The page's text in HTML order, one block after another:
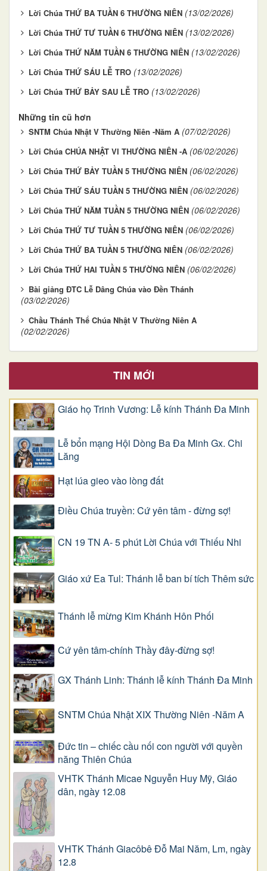
Lời Chúa THỨ BA TUẦN 6 THƯỜNG NIÊN (13/02/2026)
Lời Chúa THỨ TƯ TUẦN 6 THƯỜNG NIÊN (13/02/2026)
Lời Chúa THỨ NĂM TUẦN 6 THƯỜNG NIÊN (13/02/2026)
Lời Chúa THỨ SÁU LỄ TRO (13/02/2026)
Lời Chúa THỨ BẢY SAU LỄ TRO (13/02/2026)
Những tin cũ hơn
SNTM Chúa Nhật V Thường Niên -Năm A (07/02/2026)
Lời Chúa CHÚA NHẬT VI THƯỜNG NIÊN -A (06/02/2026)
Lời Chúa THỨ BẢY TUẦN 5 THƯỜNG NIÊN (06/02/2026)
Lời Chúa THỨ SÁU TUẦN 5 THƯỜNG NIÊN (06/02/2026)
Lời Chúa THỨ NĂM TUẦN 5 THƯỜNG NIÊN (06/02/2026)
Lời Chúa THỨ TƯ TUẦN 5 THƯỜNG NIÊN (06/02/2026)
Lời Chúa THỨ BA TUẦN 5 THƯỜNG NIÊN (06/02/2026)
Lời Chúa THỨ HAI TUẦN 5 THƯỜNG NIÊN (06/02/2026)
Bài giảng ĐTC Lễ Dâng Chúa vào Đền Thánh
(03/02/2026)
Chầu Thánh Thể Chúa Nhật V Thường Niên A
(02/02/2026)
TIN MỚI
Giáo họ Trinh Vương: Lễ kính Thánh Đa Minh
Lễ bổn mạng Hội Dòng Ba Đa Minh Gx. Chi
Lăng
Hạt lúa gieo vào lòng đất
Điều Chúa truyền: Cứ yên tâm - đừng sợ!
CN 19 TN A- 5 phút Lời Chúa với Thiếu Nhi
Giáo xứ Ea Tul: Thánh lễ ban bí tích Thêm sức
Thánh lễ mừng Kim Khánh Hôn Phối
Cứ yên tâm-chính Thầy đây-đừng sợ!
GX Thánh Linh: Thánh lễ kính Thánh Đa Minh
SNTM Chúa Nhật XIX Thường Niên -Năm A
Đức tin – chiếc cầu nối con người với quyền
năng Thiên Chúa
VHTK Thánh Micae Nguyễn Huy Mỹ, Giáo
dân, ngày 12.08
VHTK Thánh Giacôbê Ðỗ Mai Năm, Lm, ngày
12.8